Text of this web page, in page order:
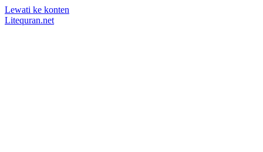
Lewati ke konten
Litequran.net